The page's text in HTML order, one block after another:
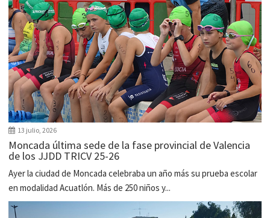
13 julio, 2026
Moncada última sede de la fase provincial de Valencia
de los JJDD TRICV 25-26
Ayer la ciudad de Moncada celebraba un año más su prueba escolar
en modalidad Acuatlón. Más de 250 niños y...